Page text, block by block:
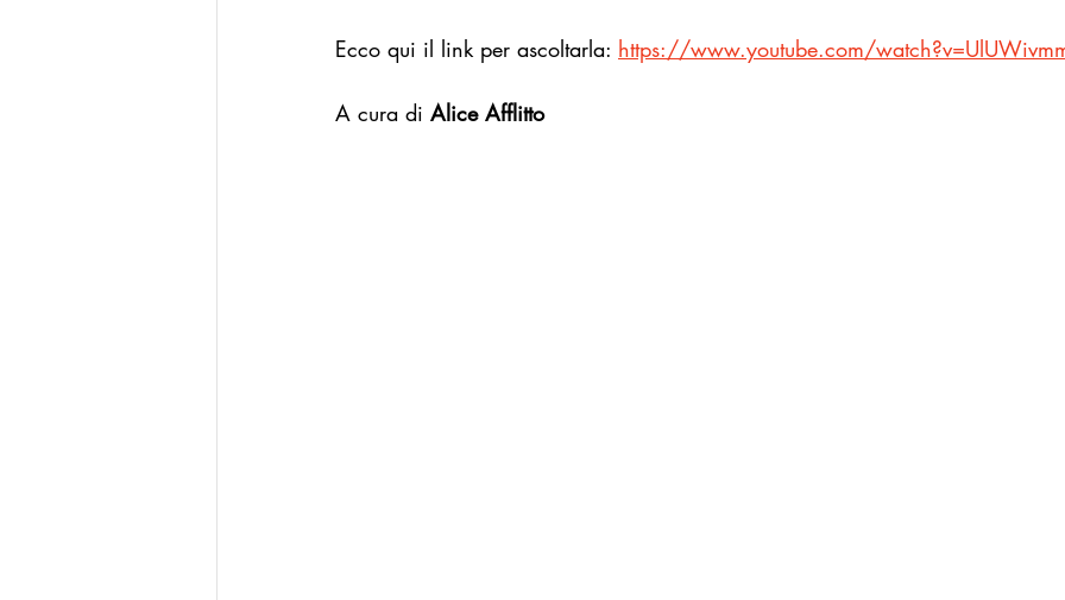
Ecco qui il link per ascoltarla: https://www.youtube.com/
A cura di Alice Afflitto